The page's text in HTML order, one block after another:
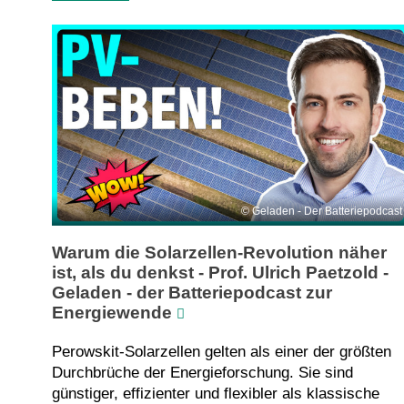
Geladen - Der Batteriepodcast
Warum die Solarzellen-Revolution näher
ist, als du denkst - Prof. Ulrich Paetzold -
Geladen - der Batteriepodcast zur
Energiewende
Perowskit-Solarzellen gelten als einer der größten
Durchbrüche der Energieforschung. Sie sind
günstiger, effizienter und flexibler als klassische